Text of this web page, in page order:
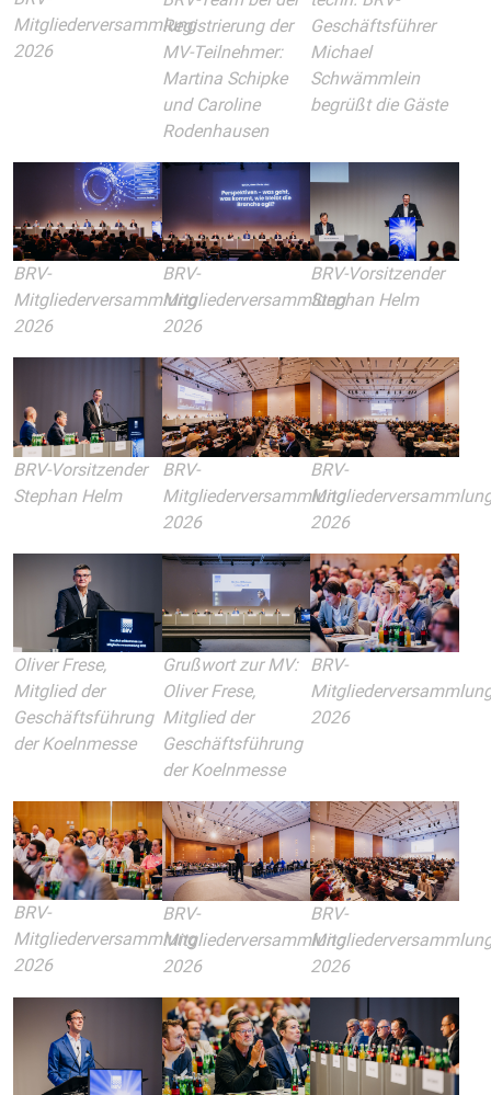
Mitgliederversammlung
2026
Registrierung der
MV-Teilnehmer:
Martina Schipke
und Caroline
Rodenhausen
Geschäftsführer
Michael
Schwämmlein
begrüßt die Gäste
BRV-
Mitgliederversammlung
2026
BRV-
Mitgliederversammlung
2026
BRV-Vorsitzender
Stephan Helm
BRV-Vorsitzender
Stephan Helm
BRV-
Mitgliederversammlung
2026
BRV-
2026
Oliver Frese,
Mitglied der
Geschäftsführung
der Koelnmesse
Grußwort zur MV:
Oliver Frese,
Mitglied der
Geschäftsführung
der Koelnmesse
BRV-
2026
BRV-
Mitgliederversammlung
2026
BRV-
Mitgliederversammlung
2026
BRV-
2026